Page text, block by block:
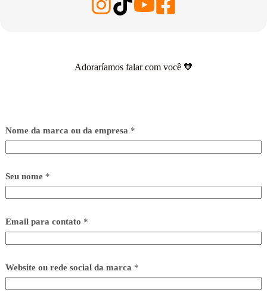
Adoraríamos falar com você 🧡
Nome da marca ou da empresa *
Seu nome *
Email para contato *
Website ou rede social da marca *